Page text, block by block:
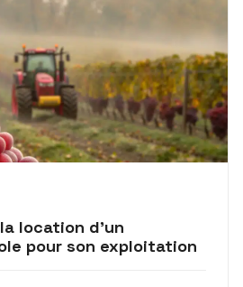
location d’un
pour son exploitation